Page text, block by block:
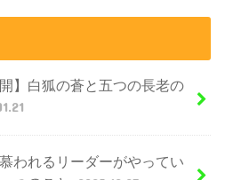
開】白狐の蒼と五つの長老の
われるリーダーがやってい